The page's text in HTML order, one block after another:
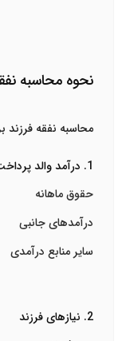
نحوه محاسبه
محاسبه نفقه
1. درآمد والد پرداخت‌کننده نفقه
حقوق ماهانه
درآمدهای جانبی
سایر منابع درآمدی
2. نیازهای فرزند